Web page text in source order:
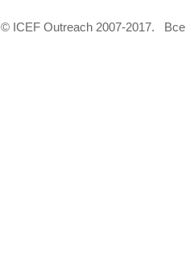
© ICEF Outreach 2007-2017.